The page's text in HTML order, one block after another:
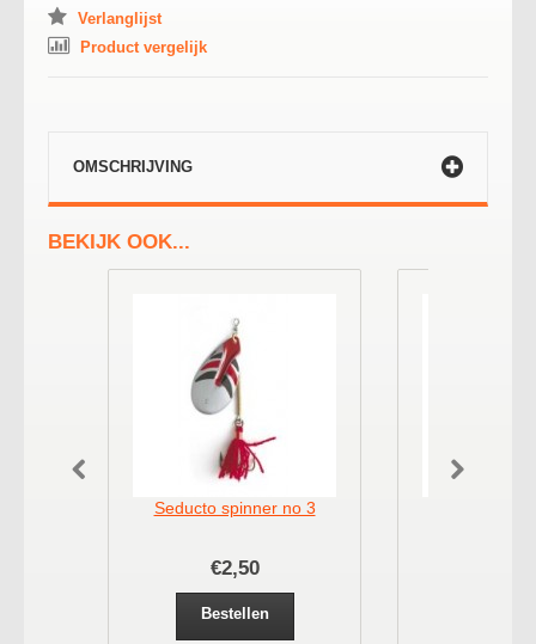
Verlanglijst
Product vergelijk
OMSCHRIJVING
BEKIJK OOK...
Seducto spinner no 3
€2,50
Bestellen